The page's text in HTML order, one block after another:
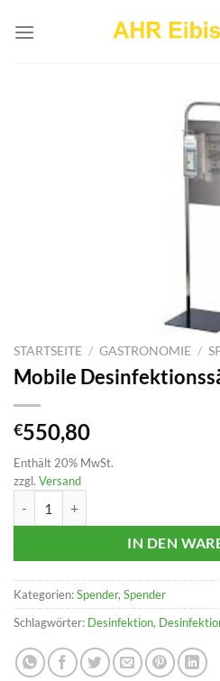
Inhalt
STARTSEITE / GASTRONOMIE /
Mobile
€550,80
Enthält 20% MwSt.
zzgl. Versand
IN DEN
Kategorien:Spender, Spender
Schlagwörter: Desinfektion,